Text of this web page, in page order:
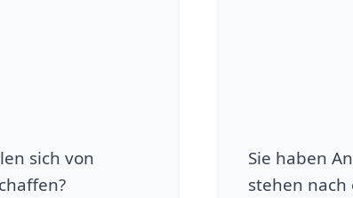
sich von
Sie haben
stehen